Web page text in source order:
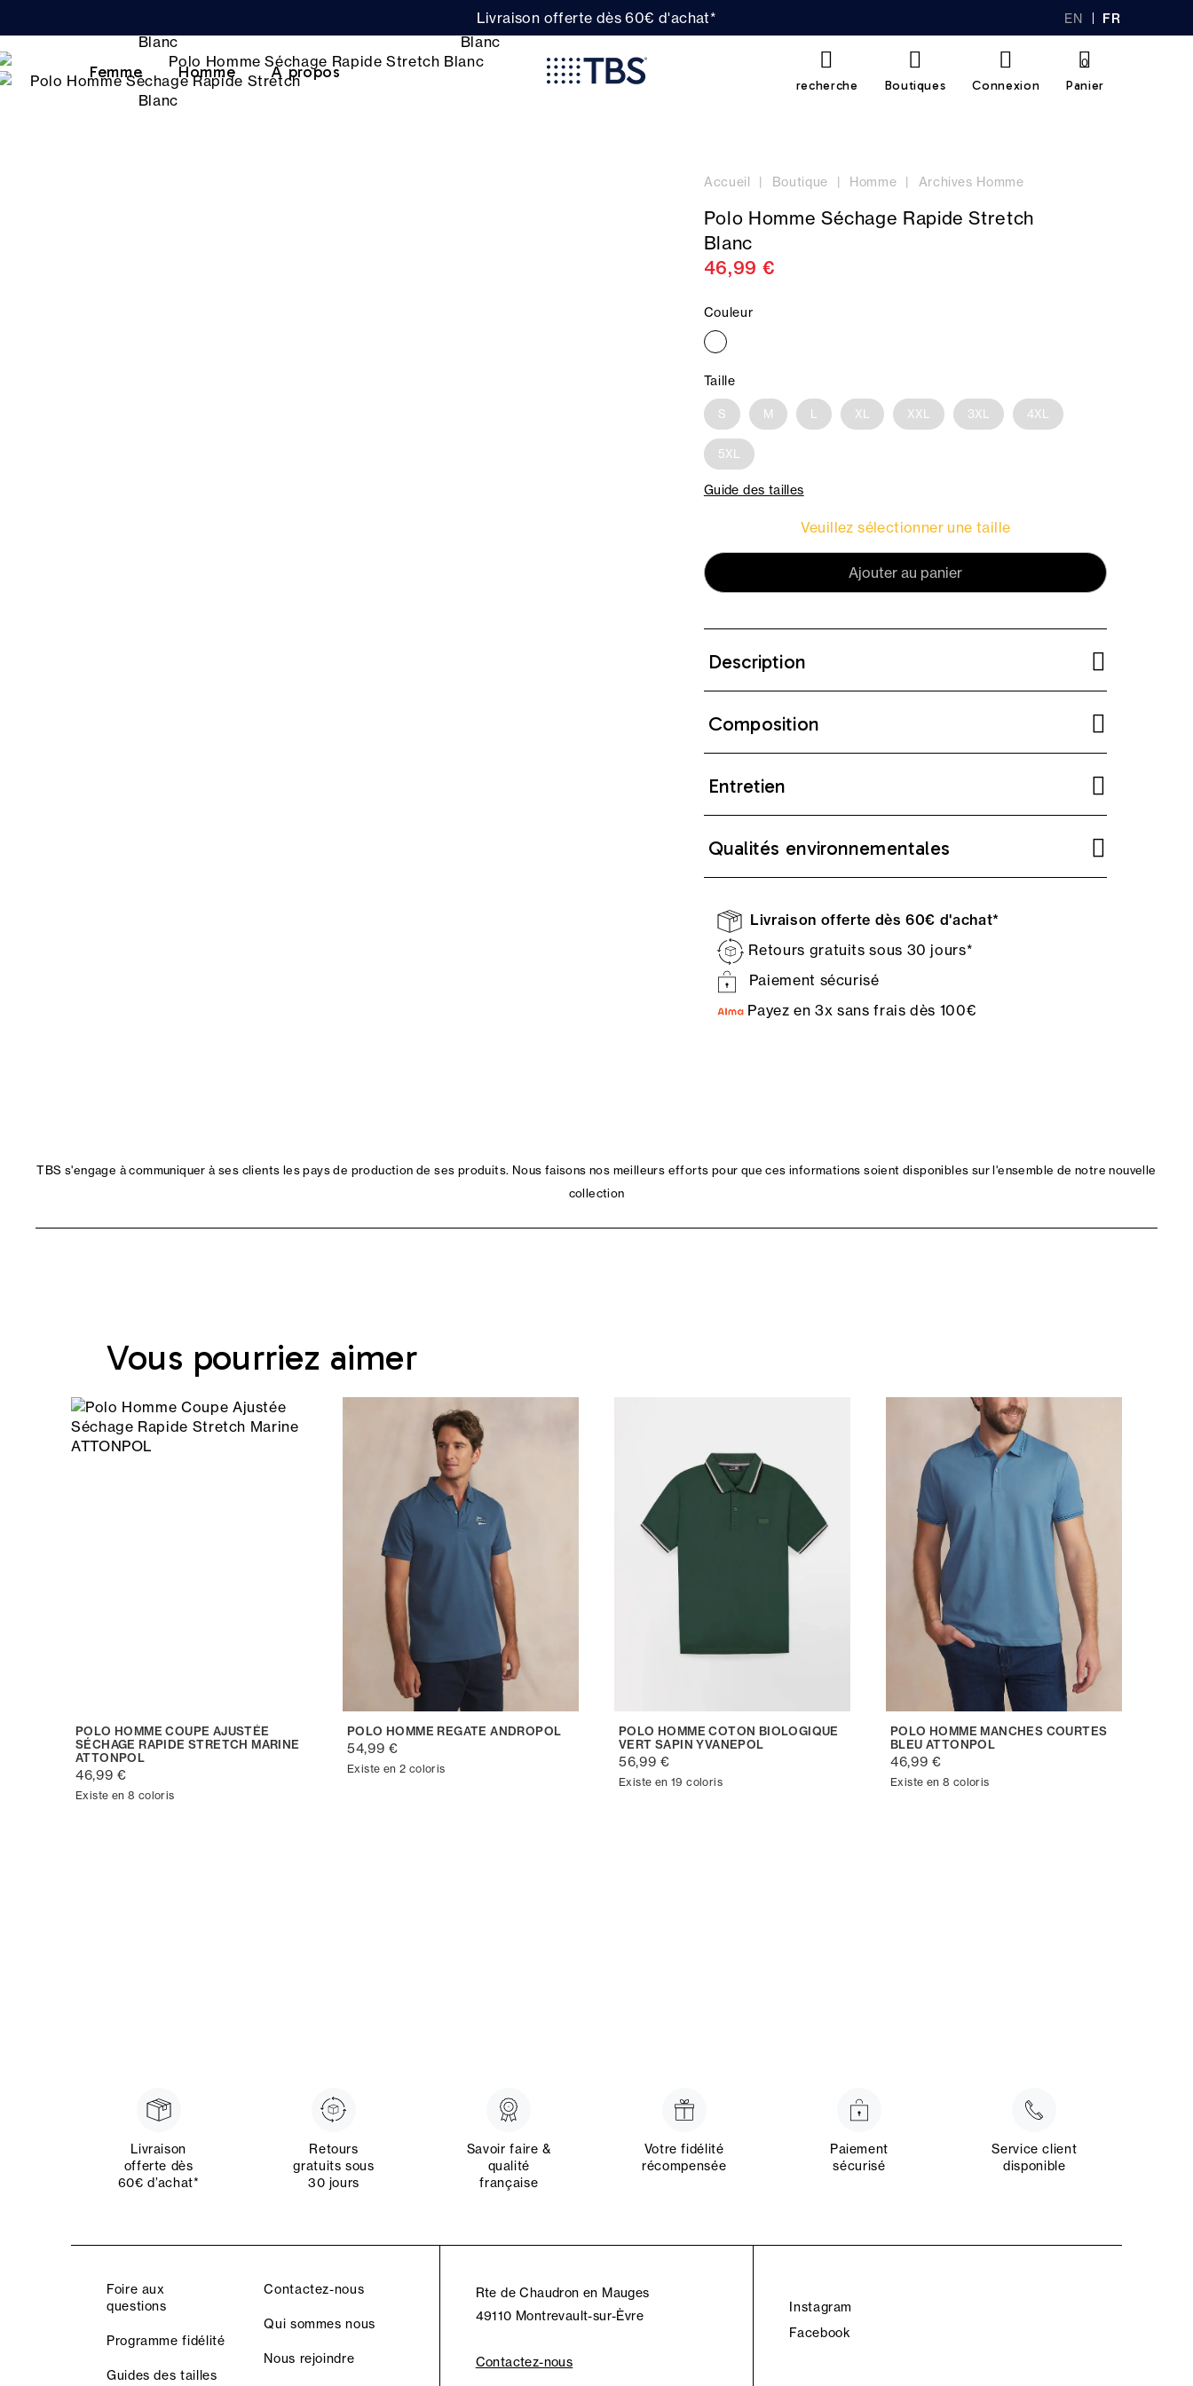
Livraison offerte dès 60€ d'achat* EN FR
Femme Homme A propos
recherche Boutiques Connexion Panier
0
Accueil Boutique Homme Archives Homme
Polo Homme Séchage Rapide Stretch
Blanc
46,99 €
Couleur
Taille
S M L XL XXL 3XL 4XL
5XL
Guide des tailles
Veuillez sélectionner une taille
Ajouter au panier
Description
Composition
Entretien
Qualités environnementales
Livraison offerte dès 60€ d'achat*
Retours gratuits sous 30 jours*
Paiement sécurisé
Payez en 3x sans frais dès 100€
TBS s'engage à communiquer à ses clients les pays de production de ses produits. Nous faisons nos meilleurs efforts pour que ces informations soient disponibles sur l'ensemble de notre nouvelle
collection
Vous pourriez aimer
POLO HOMME COUPE AJUSTÉE
SÉCHAGE RAPIDE STRETCH MARINE
ATTONPOL
46,99 €
Existe en 8 coloris
POLO HOMME REGATE ANDROPOL
54,99 €
Existe en 2 coloris
POLO HOMME COTON BIOLOGIQUE
VERT SAPIN YVANEPOL
56,99 €
Existe en 19 coloris
POLO HOMME MANCHES COURTES
BLEU ATTONPOL
46,99 €
Existe en 8 coloris
Livraison
offerte dès
60€ d’achat*
Retours
gratuits sous
30 jours
Savoir faire &
qualité
française
Votre fidélité
récompensée
Paiement
sécurisé
Service client
disponible
Foire aux
questions
Programme fidélité
Guides des tailles
Contactez-nous
Qui sommes nous
Nous rejoindre
Rte de Chaudron en Mauges
49110 Montrevault-sur-Èvre
Contactez-nous
Instagram
Facebook